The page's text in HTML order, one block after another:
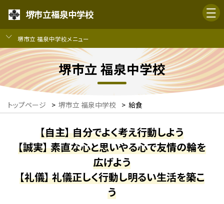
堺市立福泉中学校
堺市立 福泉中学校メニュー
堺市立 福泉中学校
トップページ > 堺市立 福泉中学校 > 給食
【自主】 自分でよく考え行動しよう
【誠実】 素直な心と思いやる心で友情の輪を
広げよう
【礼儀】 礼儀正しく行動し明るい生活を築こ
う